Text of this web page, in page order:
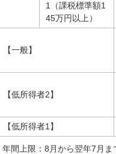
1（課税標準額1
45万円以上）
【一般】
【低所得者2】
【低所得者1】
年間上限：8月から翌年7月ま